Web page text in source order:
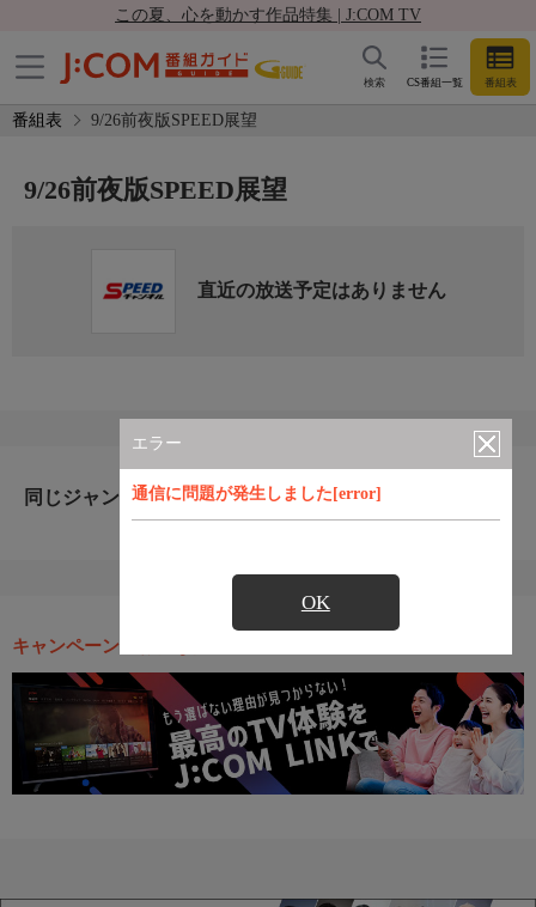
この夏、心を動かす作品特集 | J:COM TV
CS番組一覧 番組表
検索
番組表 9/26前夜版SPEED展望
エラー
通信に問題が発生しました[error]
OK
9/26前夜版SPEED展望
直近の放送予定はありません
同じジャンルのおすすめ番組
キャンペーン・お得な情報